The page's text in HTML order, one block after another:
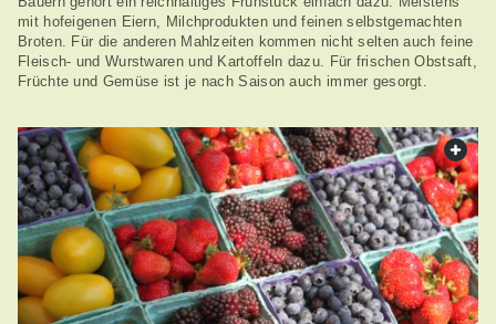
mit hofeigenen Eiern, Milchprodukten und feinen selbstgemachten
Broten. Für die anderen Mahlzeiten kommen nicht selten auch feine
Fleisch- und Wurstwaren und Kartoffeln dazu. Für frischen Obstsaft,
Früchte und Gemüse ist je nach Saison auch immer gesorgt.